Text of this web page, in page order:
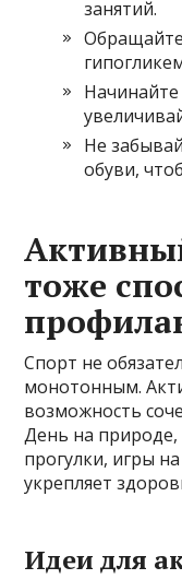
занятий.
Не
обуви,
тоже
Спорт не
монотонным.
возможность
День на
прогулки, игры
укрепляет
Идеи для